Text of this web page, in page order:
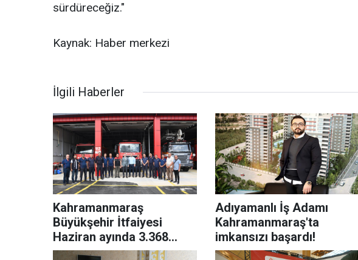
sürdüreceğiz."
Kaynak: Haber merkezi
İlgili Haberler
Kahramanmaraş
Büyükşehir İtfaiyesi
Haziran ayında 3.368
olaya müdahale etti!
Adıyamanlı İş Adamı
Kahramanmaraş'ta
imkansızı başardı!